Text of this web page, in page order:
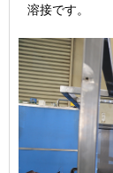
溶接です。